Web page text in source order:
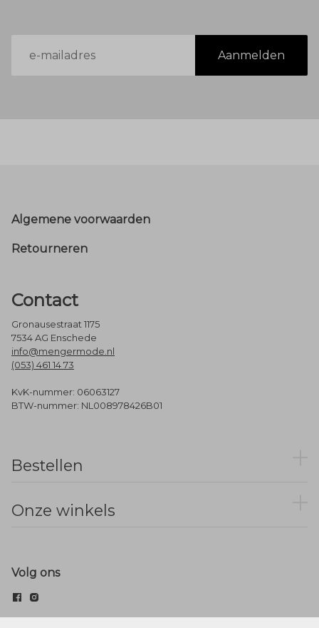
mailadres
Aanmelden
Footer
Algemene voorwaarden
Retourneren
Contact
Gronausestraat 1175
7534 AG Enschede
info@mengermode.nl
(053) 461 14 73
KvK-nummer: 06063127
BTW-nummer: NL008978426B01
Bestellen
Onze winkels
Volg ons